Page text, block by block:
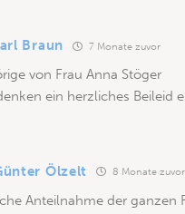
Braun 7 Monate zuvor
von Frau Anna Stöger
ein herzliches Beileid
Ölzelt 8 Monate zuvor
Anteilnahme der ganzen